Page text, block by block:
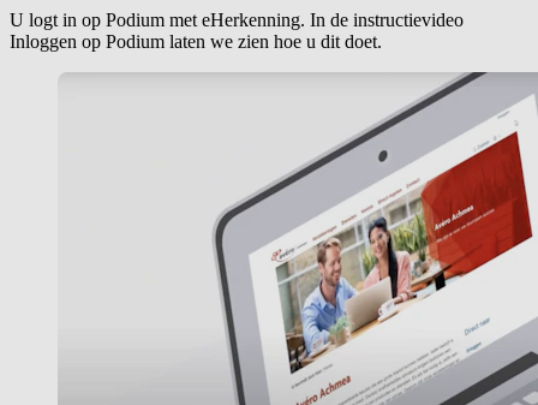
U logt in op Podium met eHerkenning. In de instructievideo
Inloggen op Podium laten we zien hoe u dit doet.